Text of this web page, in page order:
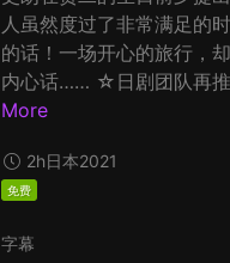
人虽然度过了非常满足的
的话！一场开心的旅行，
内心话…… ☆日剧团队再推
More
2h日本2021
免费
字幕